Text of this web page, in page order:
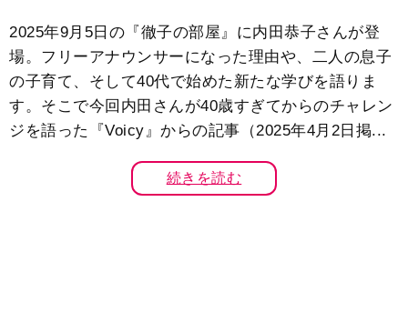
2025年9月5日の『徹子の部屋』に内田恭子さんが登
場。フリーアナウンサーになった理由や、二人の息子
の子育て、そして40代で始めた新たな学びを語りま
す。そこで今回内田さんが40歳すぎてからのチャレン
ジを語った『Voicy』からの記事（2025年4月2日掲...
続きを読む